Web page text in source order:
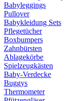
Babyleggings
Pullover
Babykleidung Sets
Pflegetücher
Boxbumpers
Zahnbürsten
Ablagekörbe
Spielzeugkästen
Baby-Verdecke
Buggys
Thermometer